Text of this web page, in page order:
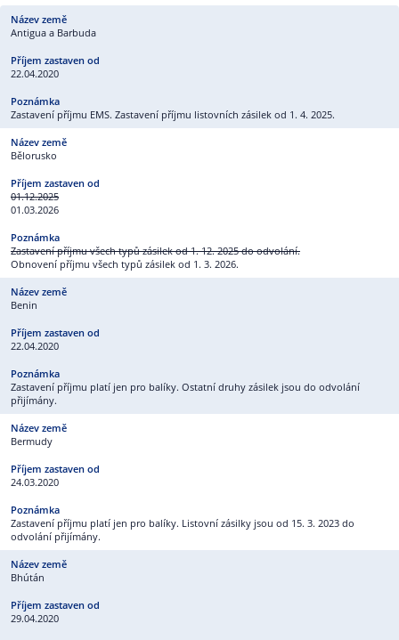
Antigua a Barbuda
22.04.2020
Zastavení příjmu EMS. Zastavení příjmu listovních zásilek od 1. 4. 2025.
Bělorusko
01.12.2025
01.03.2026
Zastavení příjmu všech typů zásilek od 1. 12. 2025 do odvolání.
Obnovení příjmu všech typů zásilek od 1. 3. 2026.
Benin
22.04.2020
Zastavení příjmu platí jen pro balíky. Ostatní druhy zásilek jsou do odvolání
přijímány.
Bermudy
24.03.2020
Zastavení příjmu platí jen pro balíky. Listovní zásilky jsou od 15. 3. 2023 do
odvolání přijímány.
Bhútán
29.04.2020